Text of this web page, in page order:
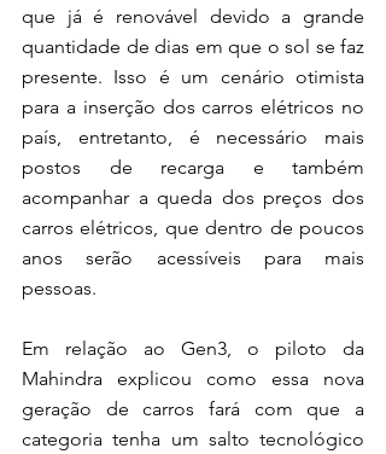
que já é renovável devido a grande
quantidade de dias em que o sol se faz
presente. Isso é um cenário otimista
para a inserção dos carros elétricos no
país, entretanto, é necessário mais
postos de recarga e também
acompanhar a queda dos preços dos
carros elétricos, que dentro de poucos
anos serão acessíveis para mais
pessoas.
Em relação ao Gen3, o piloto da
Mahindra explicou como essa nova
geração de carros fará com que a
categoria tenha um salto tecnológico